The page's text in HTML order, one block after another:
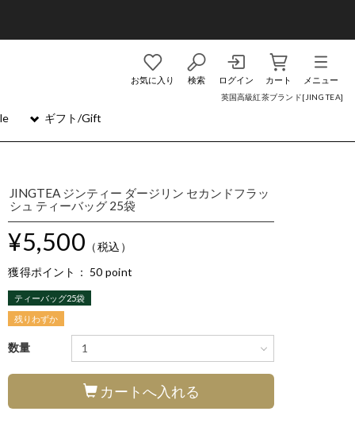
英国高級紅茶ブランド[JING TEA]
お気に入り 検索 ログイン カート メニュー
ギフト/Gift
JINGTEA ジンティー ダージリン セカンドフラッ
シュ ティーバッグ 25袋
¥5,500 （税込）
獲得ポイント： 50 point
ティーバッグ25袋
残りわずか
数量
カートへ入れる